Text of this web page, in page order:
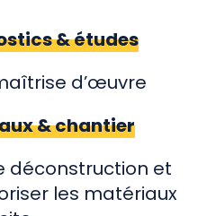
& études
d’œuvre
& chantier
déconstruction et
les matériaux